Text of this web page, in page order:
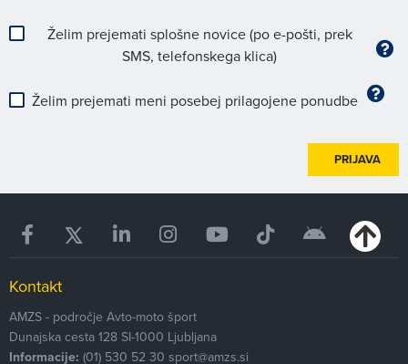
Želim prejemati splošne novice (po e-pošti, prek
SMS, telefonskega klica)
Želim prejemati meni posebej prilagojene ponudbe
PRIJAVA
Kontakt
AMZS - področje Avto-moto šport
Dunajska cesta 128 SI-1000 Ljubljana
Informacije: (01) 530 52 30 sport@amzs.si